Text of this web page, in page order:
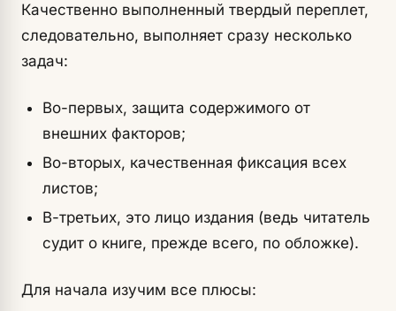
Качественно выполненный твердый переплет,
следовательно, выполняет сразу несколько
задач:
Во-первых, защита содержимого от
внешних факторов;
Во-вторых, качественная фиксация всех
листов;
В-третьих, это лицо издания (ведь читатель
судит о книге, прежде всего, по обложке).
Для начала изучим все плюсы: